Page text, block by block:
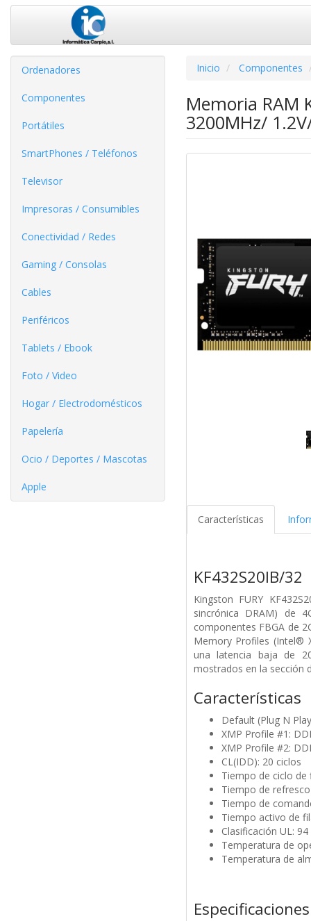
Ordenadores
Componentes
Portátiles
SmartPhones / Teléfonos
Televisor
Impresoras / Consumibles
Conectividad / Redes
Gaming / Consolas
Cables
Periféricos
Tablets / Ebook
Foto / Video
Hogar / Electrodomésticos
Papelería
Ocio / Deportes / Mascotas
Apple
Inicio Componentes
Memoria RAM
3200MHz/
Características
KF432S20IB/32
Kingston FURY
sincrónica DRAM) de
componentes FBGA de
Memory Profiles (Intel®
una latencia baja de
mostrados en la sección
Características
Default (Plug N
XMP Profile #1:
XMP Profile #2:
CL(IDD): 20 ciclos
Tiempo de ciclo de
Tiempo de
Tiempo de
Tiempo activo de
Clasificación UL: 94
Temperatura de
Temperatura de
Especificaciones